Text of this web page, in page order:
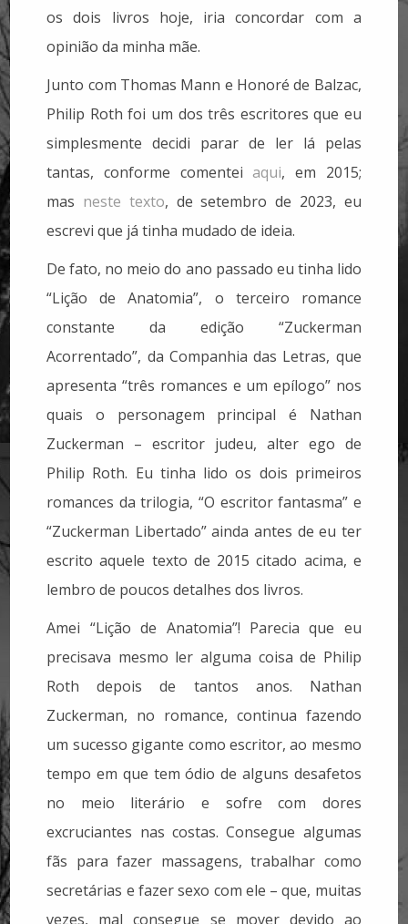
os dois livros hoje, iria concordar com a
opinião da minha mãe.
Junto com Thomas Mann e Honoré de Balzac,
Philip Roth foi um dos três escritores que eu
simplesmente decidi parar de ler lá pelas
tantas, conforme comenteiaqui, em 2015;
mas neste texto, de setembro de 2023, eu
escrevi que já tinha mudado de ideia.
De fato, no meio do ano passado eu tinha lido
“Lição de Anatomia”, o terceiro romance
constante da edição “Zuckerman
Acorrentado”, da Companhia das Letras, que
apresenta “três romances e um epílogo” nos
quais o personagem principal é Nathan
Zuckerman – escritor judeu, alter ego de
Philip Roth. Eu tinha lido os dois primeiros
romances da trilogia, “O escritor fantasma” e
“Zuckerman Libertado” ainda antes de eu ter
escrito aquele texto de 2015 citado acima, e
lembro de poucos detalhes dos livros.
Amei “Lição de Anatomia”! Parecia que eu
precisava mesmo ler alguma coisa de Philip
Roth depois de tantos anos. Nathan
Zuckerman, no romance, continua fazendo
um sucesso gigante como escritor, ao mesmo
tempo em que tem ódio de alguns desafetos
no meio literário e sofre com dores
excruciantes nas costas. Consegue algumas
fãs para fazer massagens, trabalhar como
secretárias e fazer sexo com ele – que, muitas
vezes, mal consegue se mover devido ao